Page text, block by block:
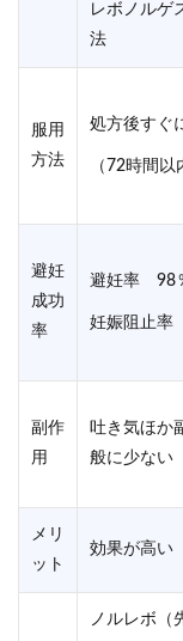
レボノルゲ
法
服用
方法
処方後すぐ
（72時間以
避妊
成功
率
避妊率 98
妊娠阻止
副作
用
吐き気ほか
般に少ない
メリ
ット
効果が高い
ノルレボ（